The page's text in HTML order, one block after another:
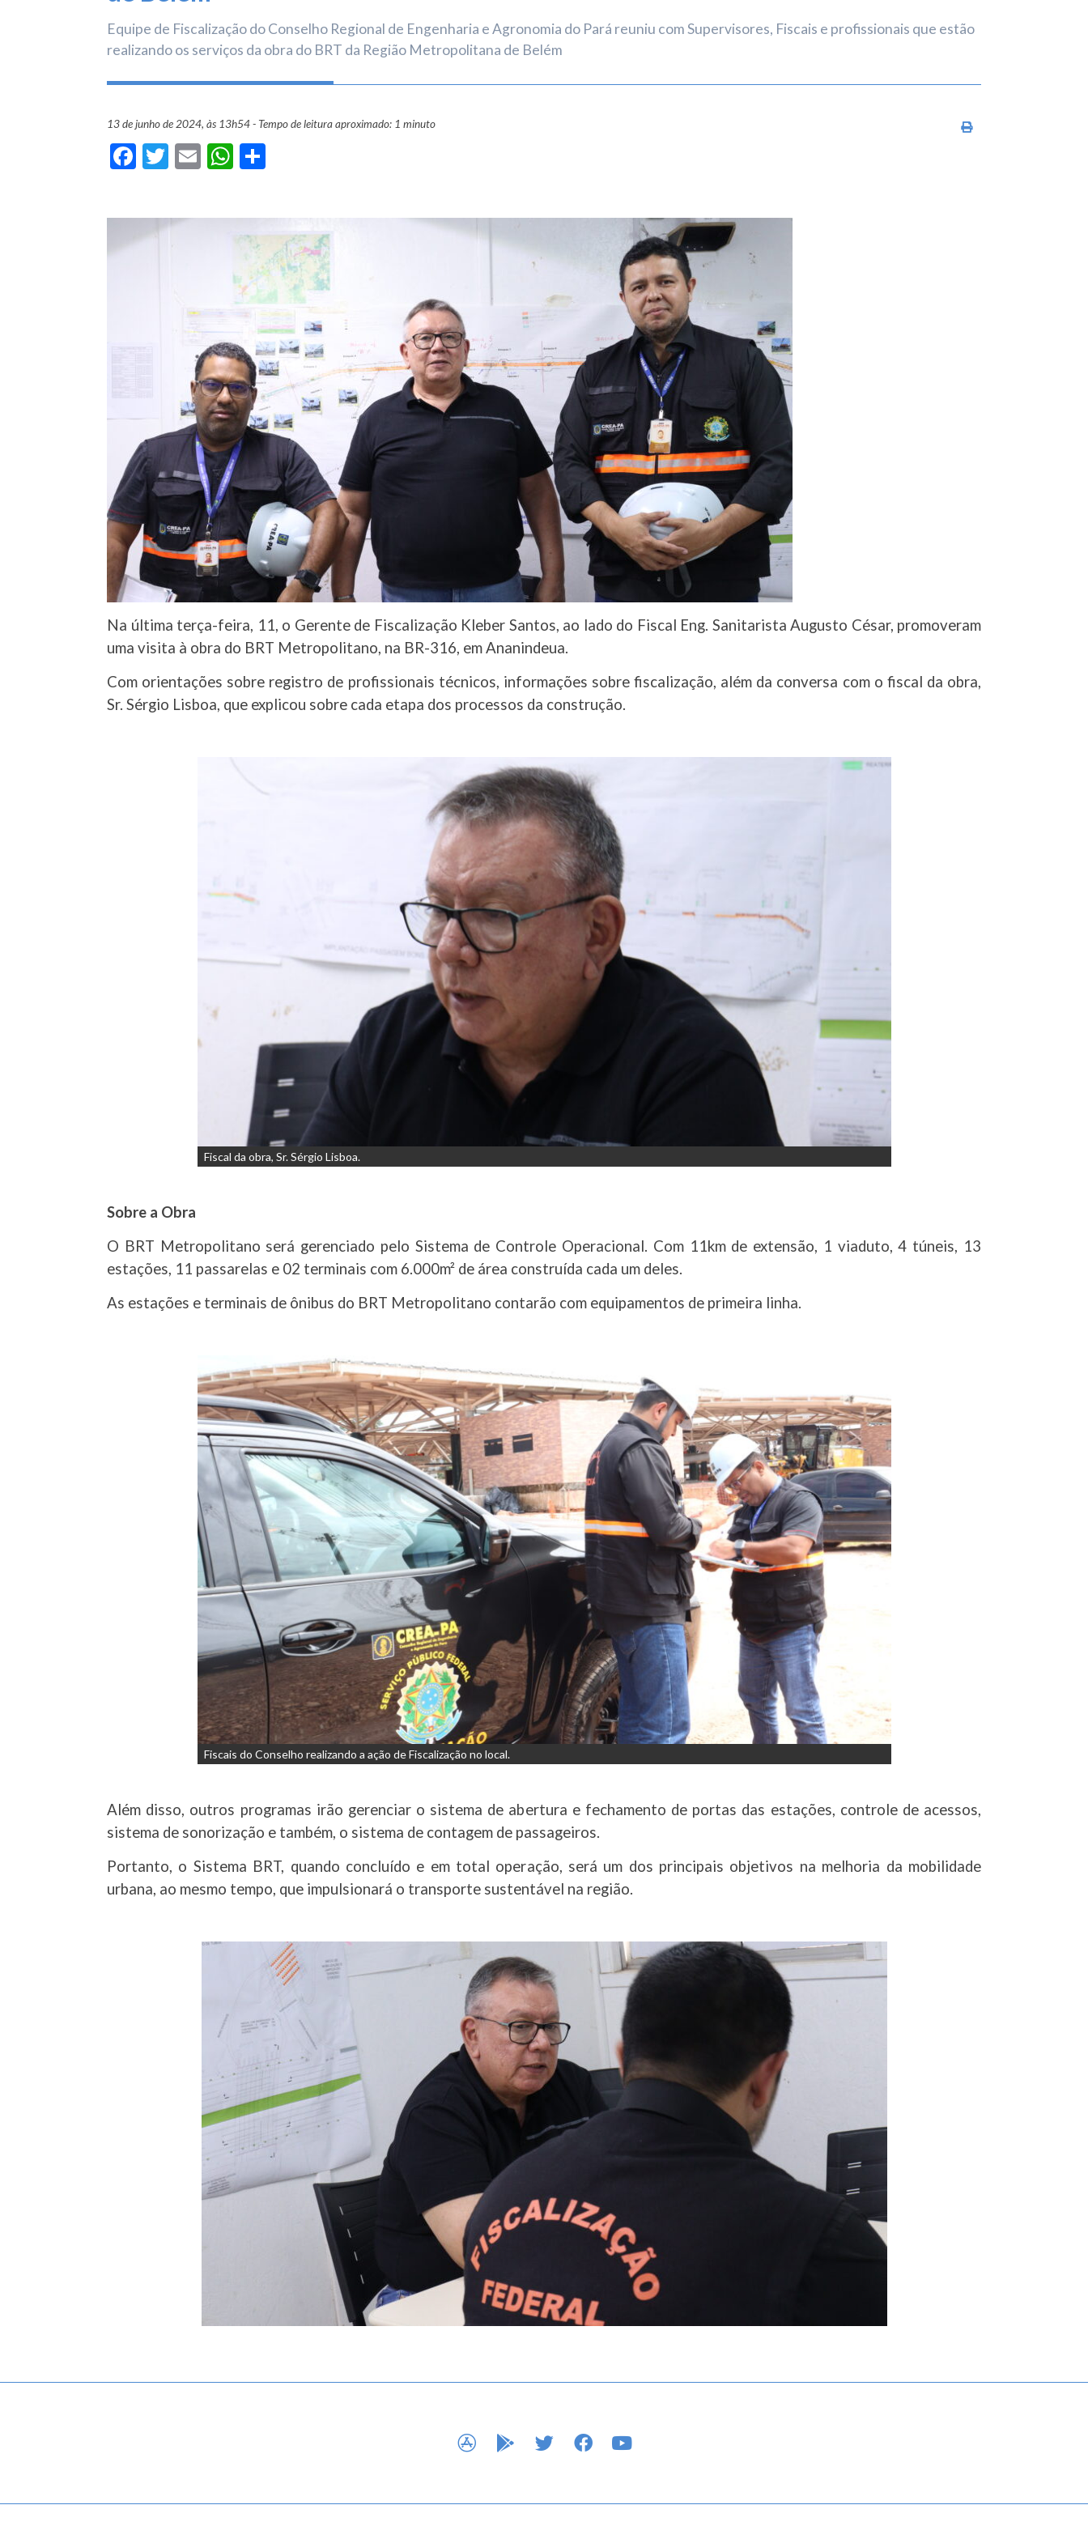
Equipe de Fiscalização do Conselho Regional de Engenharia e Agronomia do Pará reuniu com Supervisores, Fiscais e profissionais que estão
realizando os serviços da obra do BRT da Região Metropolitana de Belém
Imprimir conteúdo
13 de junho de 2024, às 13h54 - Tempo de leitura aproximado: 1 minuto
Facebook
Twitter
EmailWhatsApp
Na última terça-feira, 11, o Gerente de Fiscalização Kleber Santos, ao lado do Fiscal Eng. Sanitarista Augusto César, promoveram
uma visita à obra do BRT Metropolitano, na BR-316, em Ananindeua.
Com orientações sobre registro de profissionais técnicos, informações sobre fiscalização, além da conversa com o fiscal da obra,
Sr. Sérgio Lisboa, que explicou sobre cada etapa dos processos da construção.
Fiscal da obra, Sr. Sérgio Lisboa.
Sobre a Obra
O BRT Metropolitano será gerenciado pelo Sistema de Controle Operacional. Com 11km de extensão, 1 viaduto, 4 túneis, 13
estações, 11 passarelas e 02 terminais com 6.000m² de área construída cada um deles.
As estações e terminais de ônibus do BRT Metropolitano contarão com equipamentos de primeira linha.
Fiscais do Conselho realizando a ação de Fiscalização no local.
Além disso, outros programas irão gerenciar o sistema de abertura e fechamento de portas das estações, controle de acessos,
sistema de sonorização e também, o sistema de contagem de passageiros.
Portanto, o Sistema BRT, quando concluído e em total operação, será um dos principais objetivos na melhoria da mobilidade
urbana, ao mesmo tempo, que impulsionará o transporte sustentável na região.
APP STOREGOOGLE PLAY
TWITTERFACEBOOK